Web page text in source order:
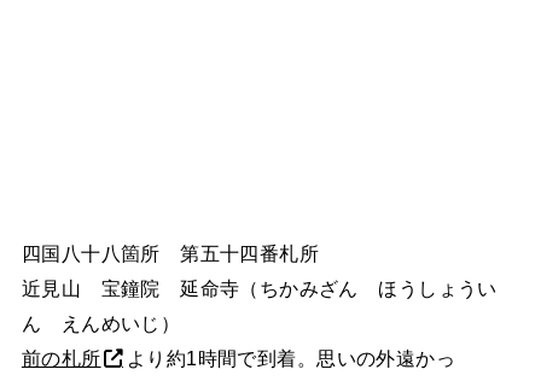
四国八十八箇所 第五十四番札所
近見山 宝鐘院 延命寺（ちかみざん ほうしょうい
ん えんめいじ）
前の札所
より約1時間で到着。思いの外遠かっ